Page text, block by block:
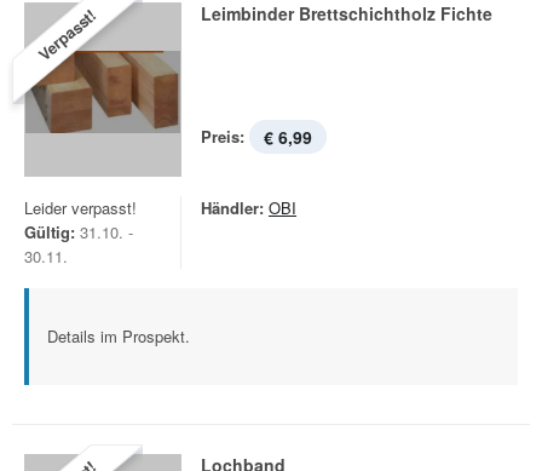
Verpasst! Leimbinder Brettschichtholz Fichte
Preis: € 6,99
Leider verpasst!
Gültig: 31.10. -
30.11.
Händler: OBI
Details im Prospekt.
Lochband